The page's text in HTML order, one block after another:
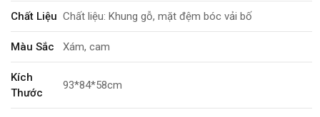
Chất Liệu Chất liệu: Khung gỗ, mặt đệm bóc vải bố
Màu Sắc Xám, cam
Kích
Thước
93*84*58cm